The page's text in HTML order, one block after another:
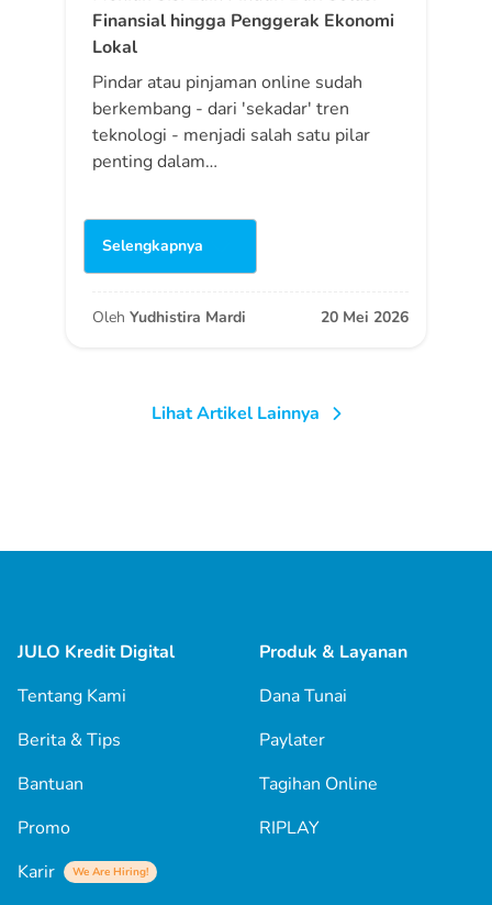
Finansial hingga Penggerak Ekonomi
Lokal
Pindar atau pinjaman online sudah
berkembang - dari 'sekadar' tren
teknologi - menjadi salah satu pilar
penting dalam…
Selengkapnya
Oleh Yudhistira Mardi 20 Mei 2026
Lihat Artikel Lainnya
JULO Kredit Digital
Tentang Kami
Berita & Tips
Bantuan
Promo
Karir
We Are Hiring!
Produk & Layanan
Dana Tunai
Paylater
Tagihan Online
RIPLAY